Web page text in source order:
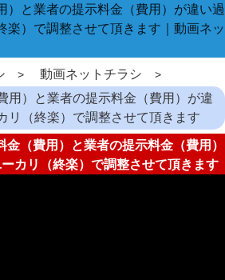
）と業者の提示料金（費用）が違い過
楽）で調整させて頂きます｜動画ネッ
動画ネットチラシ
用）と業者の提示料金（費用）が違
リ（終楽）で調整させて頂きます
（費用）と業者の提示料金（費用）
カリ（終楽）で調整させて頂きます